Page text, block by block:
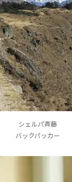
シェルパ斉藤
バックパッカー